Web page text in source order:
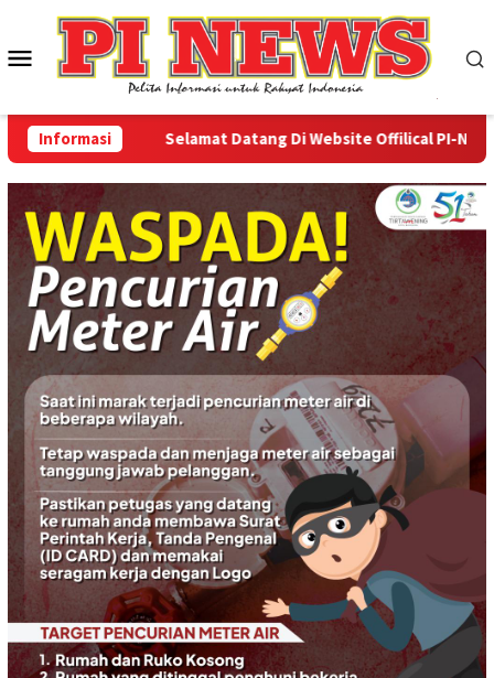
konten
Menu
Mobile
Informasi Selamat Datang Di Website Offilical PI-News